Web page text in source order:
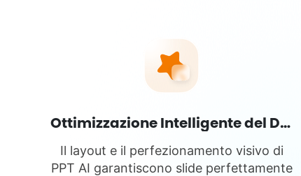
Ottimizzazione Intelligente del Design
Il layout e il perfezionamento visivo di
PPT AI garantiscono slide perfettamente